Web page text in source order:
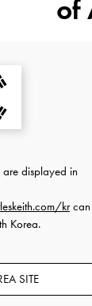
구매 시
of
are displayed in
krcan
Korea.
SITE